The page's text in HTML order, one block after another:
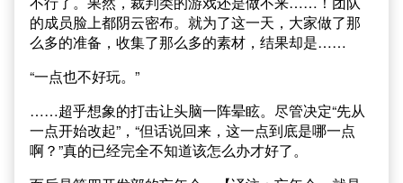
的成员脸上都阴云密布。就为了这一天，大家做了那
么多的准备，收集了那么多的素材，结果却是……
“一点也不好玩。”
……超乎想象的打击让头脑一阵晕眩。尽管决定“先从
一点开始改起”，“但话说回来，这一点到底是哪一点
啊？”真的已经完全不知道该怎么办才好了。